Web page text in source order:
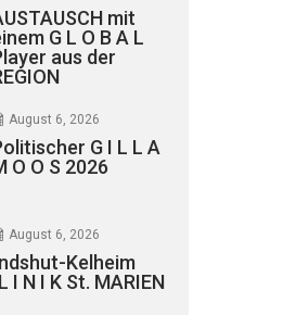
mit
G L O B A L
aus der
August 6, 2026
G I L L A
O O S 2026
August 6, 2026
Kelheim
I N I K St. MARIEN